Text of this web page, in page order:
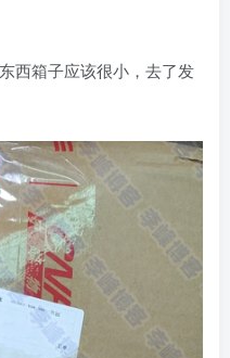
西箱子应该很小，去了发